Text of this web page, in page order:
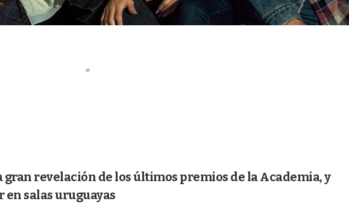
gran revelación de los últimos premios de la Academia, y
en salas uruguayas